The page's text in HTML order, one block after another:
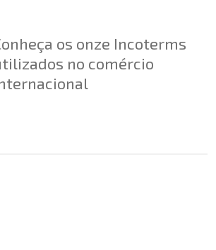
os onze Incoterms
no comércio